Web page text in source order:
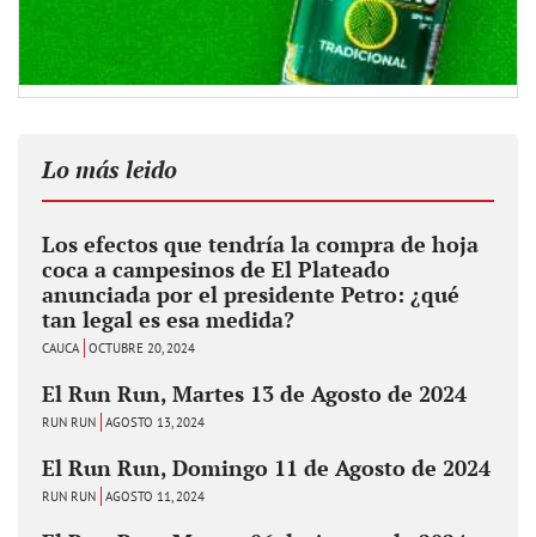
Lo más leido
Los efectos que tendría la compra de hoja
coca a campesinos de El Plateado
anunciada por el presidente Petro: ¿qué
tan legal es esa medida?
CAUCA OCTUBRE 20, 2024
El Run Run, Martes 13 de Agosto de 2024
RUN RUN AGOSTO 13, 2024
El Run Run, Domingo 11 de Agosto de 2024
RUN RUN AGOSTO 11, 2024